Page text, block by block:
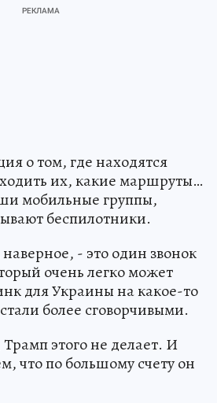
о том, где находятся
их, какие маршруты…
мобильные группы,
беспилотники.
- это один звонок
очень легко может
для Украины на какое-то
более сговорчивыми.
этого не делает. И
что по большому счету он